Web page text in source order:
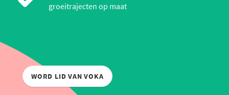
groeitrajecten op maat
WORD LID VAN VOKA